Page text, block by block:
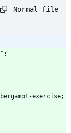
Normal file
" ;
bergamot-exercise;